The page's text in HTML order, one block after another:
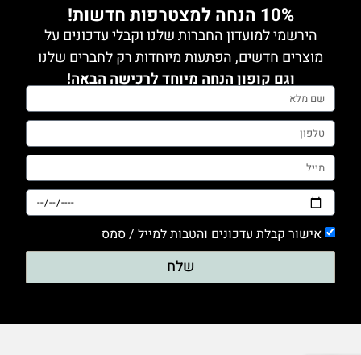
10% הנחה למצטרפות חדשות!
הירשמי למועדון החברות שלנו וקבלי עדכונים על
מוצרים חדשים, הפתעות מיוחדות רק לחברים שלנו
וגם קופון הנחה מיוחד לרכישה הבאה!
אישור קבלת עדכונים והטבות למייל / סמס
שלח